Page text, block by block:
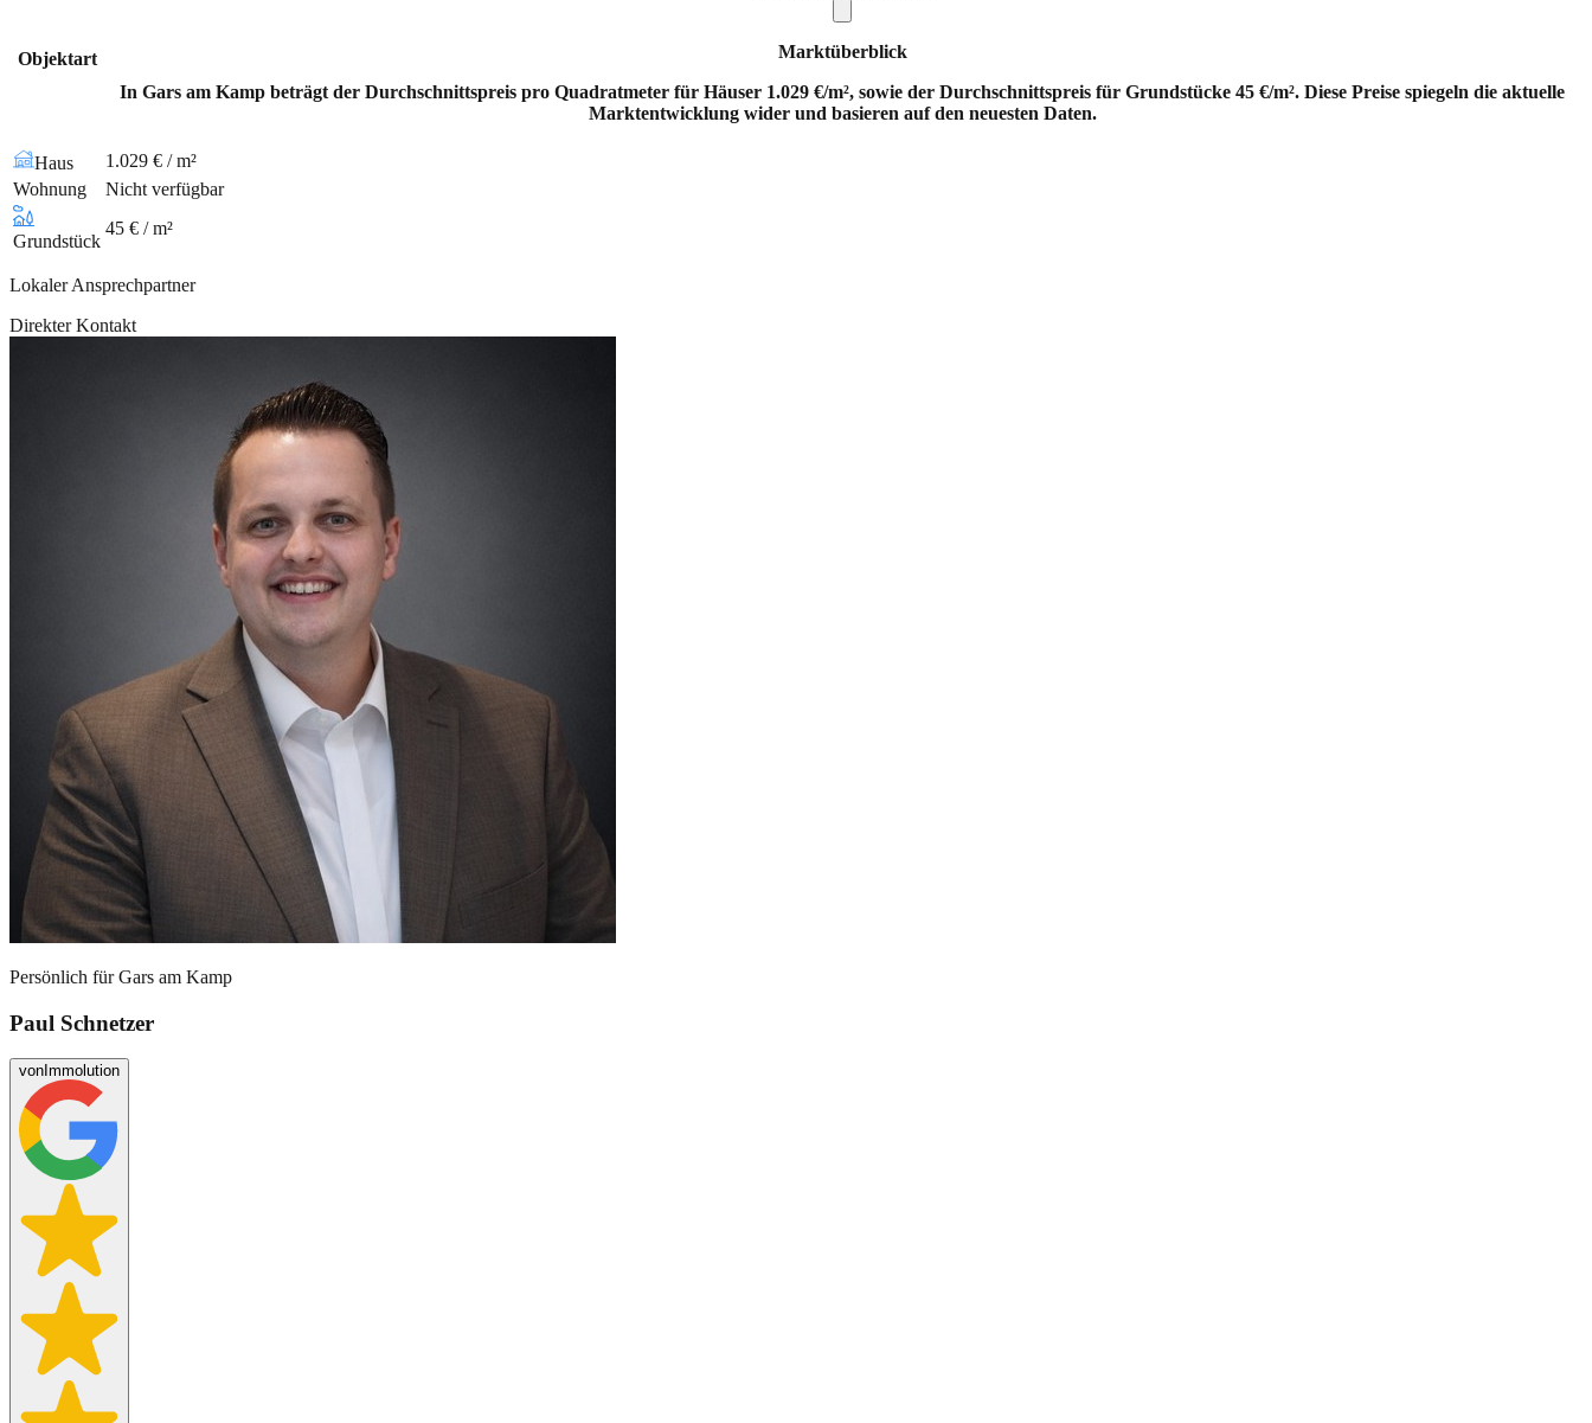
Objektart
Marktüberblick
In Gars am Kamp beträgt der Durchschnittspreis pro Quadratmeter für Häuser 1.029 €/m², sowie der Durchschnittspreis für Grundstücke 45 €/m². Diese Preise spiegeln die aktuelle
Marktentwicklung wider und basieren auf den neuesten Daten.
Haus
1.029 € / m²
Wohnung
Nicht verfügbar
Grundstück
45 € / m²
Lokaler Ansprechpartner
Direkter Kontakt
Persönlich fürGars am Kamp
Paul Schnetzer
von Immolution